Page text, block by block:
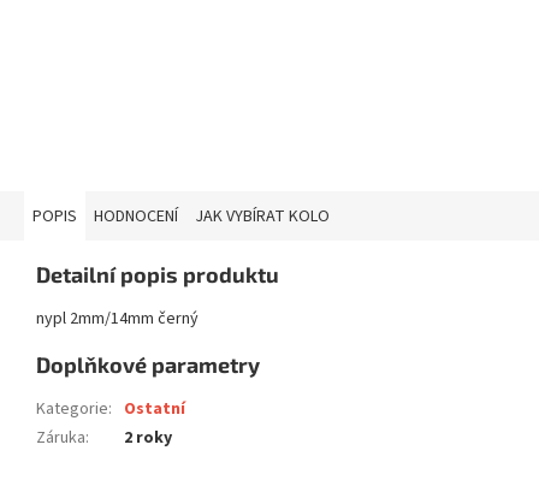
POPIS HODNOCENÍ JAK VYBÍRAT KOLO
Detailní popis produktu
nypl 2mm/14mm černý
Doplňkové parametry
Kategorie: Ostatní
Záruka: 2 roky